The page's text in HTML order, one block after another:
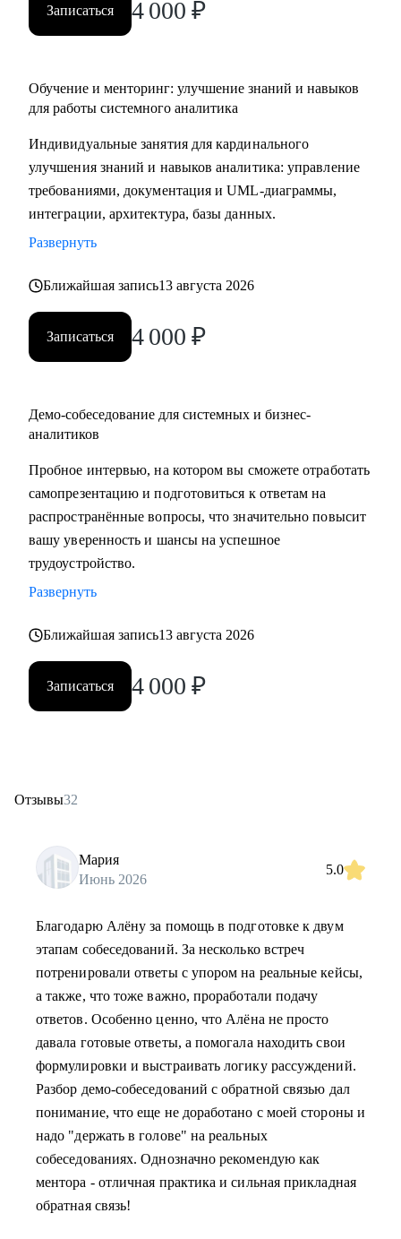
Записаться 4 000 ₽
Обучение и менторинг: улучшение знаний и навыков
для работы системного аналитика
Индивидуальные занятия для кардинального
улучшения знаний и навыков аналитика: управление
требованиями, документация и UML-диаграммы,
интеграции, архитектура, базы данных.
Развернуть
Ближайшая запись13 августа 2026
Записаться 4 000 ₽
Демо-собеседование для системных и бизнес-
аналитиков
Пробное интервью, на котором вы сможете отработать
самопрезентацию и подготовиться к ответам на
распространённые вопросы, что значительно повысит
вашу уверенность и шансы на успешное
трудоустройство.
Развернуть
Ближайшая запись13 августа 2026
Записаться 4 000 ₽
Отзывы32
Мария
Июнь 2026
5.0
Благодарю Алёну за помощь в подготовке к двум
этапам собеседований. За несколько встреч
потренировали ответы с упором на реальные кейсы,
а также, что тоже важно, проработали подачу
ответов. Особенно ценно, что Алёна не просто
давала готовые ответы, а помогала находить свои
формулировки и выстраивать логику рассуждений.
Разбор демо-собеседований с обратной связью дал
понимание, что еще не доработано с моей стороны и
надо "держать в голове" на реальных
собеседованиях. Однозначно рекомендую как
ментора - отличная практика и сильная прикладная
обратная связь!